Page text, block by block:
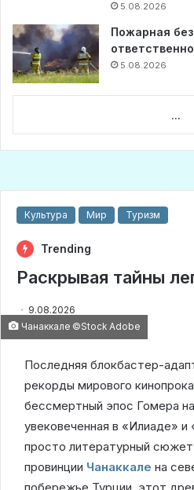
5.08.2026
Пожарная
5.08.2026
...